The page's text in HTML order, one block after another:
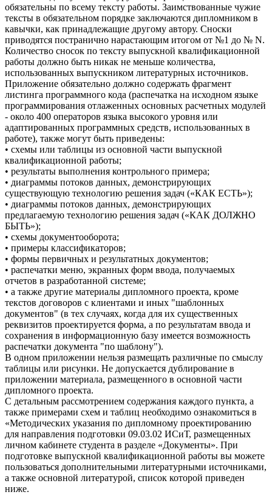
обязательны по всему тексту работы. Заимствованные чужие
тексты в обязательном порядке заключаются дипломником в
кавычки, как принадлежащие другому автору. Сноски
приводятся постранично нарастающим итогом от №1 до № N.
Количество сносок по тексту выпускной квалификационной
работы должно быть никак не меньше количества,
использованных выпускником литературных источников.
Приложение обязательно должно содержать фрагмент
листинга программного кода (распечатка на исходном языке
программирования отлаженных основных расчетных модулей
- около 400 операторов языка высокого уровня или
адаптированных программных средств, использованных в
работе), также могут быть приведены:
• схемы или таблицы из основной части выпускной
квалификационной работы;
• результаты выполнения контрольного примера;
• диаграммы потоков данных, демонстрирующих
существующую технологию решения задач («КАК ЕСТЬ»);
• диаграммы потоков данных, демонстрирующих
предлагаемую технологию решения задач («КАК ДОЛЖНО
БЫТЬ»);
• схемы документооборота;
• примеры классификаторов;
• формы первичных и результатных документов;
• распечатки меню, экранных форм ввода, получаемых
отчетов в разработанной системе;
• а также другие материалы дипломного проекта, кроме
текстов договоров с клиентами и иных "шаблонных
документов" (в тех случаях, когда для их существенных
реквизитов проектируется форма, а по результатам ввода и
сохранения в информационную базу имеется возможность
распечатки документа "по шаблону").
В одном приложении нельзя размещать различные по смыслу
таблицы или рисунки. Не допускается дублирование в
приложении материала, размещенного в основной части
дипломного проекта.
С детальным рассмотрением содержания каждого пункта, а
также примерами схем и таблиц необходимо ознакомиться в
«Методических указания по дипломному проектированию
для направления подготовки 09.03.02 ИСиТ, размещенных
личном кабинете студента в разделе «Документы». При
подготовке выпускной квалификационной работы вы можете
пользоваться дополнительными литературными источниками,
а также основной литературой, список которой приведен
ниже.